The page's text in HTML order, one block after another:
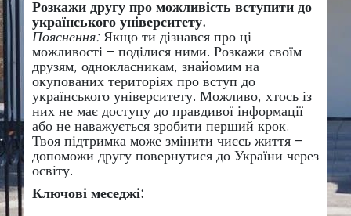
Розкажи другу про можливість вступити до
українського університету.
Пояснення:Якщо ти дізнався про ці
можливості – поділися ними. Розкажи своїм
друзям, однокласникам, знайомим на
окупованих територіях про вступ до
українського університету. Можливо, хтось із
них не має доступу до правдивої інформації
або не наважується зробити перший крок.
Твоя підтримка може змінити чиєсь життя –
допоможи другу повернутися до України через
освіту.
Ключові меседжі: